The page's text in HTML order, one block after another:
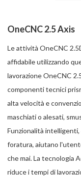
OneCNC 2.5 Axis
Le attività OneCNC
affidabile utilizzando
lavorazione OneCNC
componenti tecnici
alta velocità e
maschiati o alesati,
Funzionalità
foratura, aiutano
che mai. La tecnologia
riduce i tempi di